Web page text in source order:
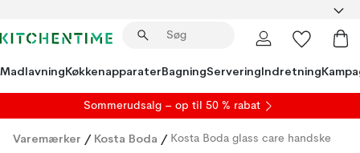
MadlavningKøkkenapparaterBagningServeringIndretning
Sommerudsalg – op til 50 % rabat
Varemærker / Kosta Boda / Kosta Boda glass care handske